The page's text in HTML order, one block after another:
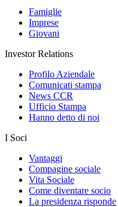
Famiglie
Imprese
Giovani
Investor Relations
Profilo Aziendale
Comunicati stampa
News CCR
Ufficio Stampa
Hanno detto di noi
I Soci
Vantaggi
Compagine sociale
Vita Sociale
Come diventare socio
La presidenza risponde